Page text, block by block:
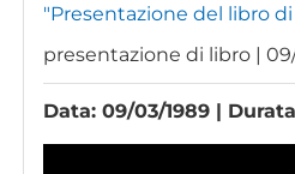
"Presentazione del libro
presentazione di libro |
Data: 09/03/1989 |